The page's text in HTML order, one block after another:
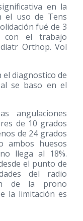
en la
el uso de Tens
fué de 3
con el trabajo
Orthop. Vol
diagnostico de
se baso en el
angulaciones
de 10 grados
de 24 grados
ambos huesos
llega al 18%.
el punto de
del radio
de la prono
la limitación es